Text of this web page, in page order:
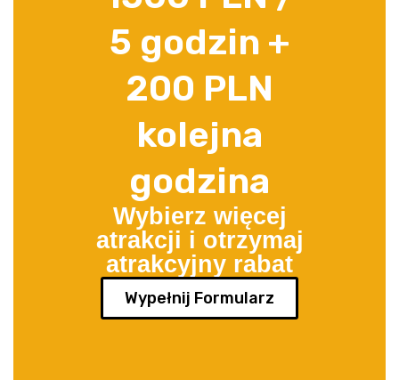
5 godzin +
200 PLN
kolejna
godzina
Wybierz więcej
atrakcji i otrzymaj
atrakcyjny rabat​
Wypełnij Formularz